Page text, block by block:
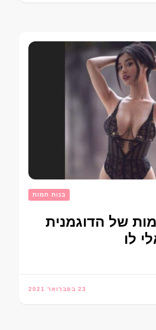
בנות חמות
של הדוגמנית
לו
23 בפברואר 2021